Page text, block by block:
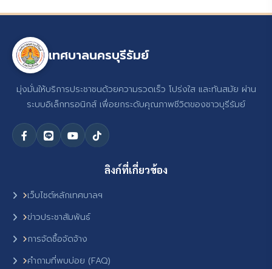
เทศบาลนครบุรีรัมย์
มุ่งมั่นให้บริการประชาชนด้วยความรวดเร็ว โปร่งใส และทันสมัย ผ่าน
ระบบอิเล็กทรอนิกส์ เพื่อยกระดับคุณภาพชีวิตของชาวบุรีรัมย์
ลิงก์ที่เกี่ยวข้อง
เว็บไซต์หลักเทศบาลฯ
ข่าวประชาสัมพันธ์
การจัดซื้อจัดจ้าง
คำถามที่พบบ่อย (FAQ)